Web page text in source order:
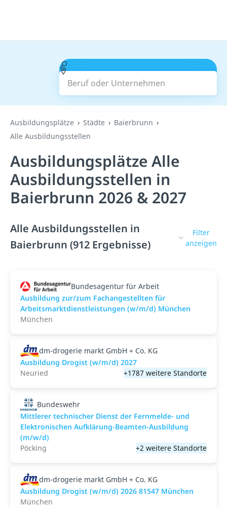
Beruf oder Unternehmen
Suchen
Ausbildungsplätze Städte
Baierbrunn
Alle Ausbildungsstellen
Ausbildungsplätze Alle
Ausbildungsstellen in
Baierbrunn 2026 & 2027
Alle Ausbildungsstellen in
Baierbrunn (912 Ergebnisse)
Filter
anzeigen
Bundesagentur für Arbeit
Ausbildung zur/zum Fachangestellten für
Arbeitsmarktdienstleistungen (w/m/d) München
München
dm-drogerie markt GmbH + Co. KG
Ausbildung Drogist (w/m/d) 2027
Neuried
+1787 weitere Standorte
Bundeswehr
Mittlerer technischer Dienst der Fernmelde- und
Elektronischen Aufklärung-Beamten-Ausbildung
(m/w/d)
Pöcking
+2 weitere Standorte
dm-drogerie markt GmbH + Co. KG
Ausbildung Drogist (w/m/d) 2026 81547 München
München